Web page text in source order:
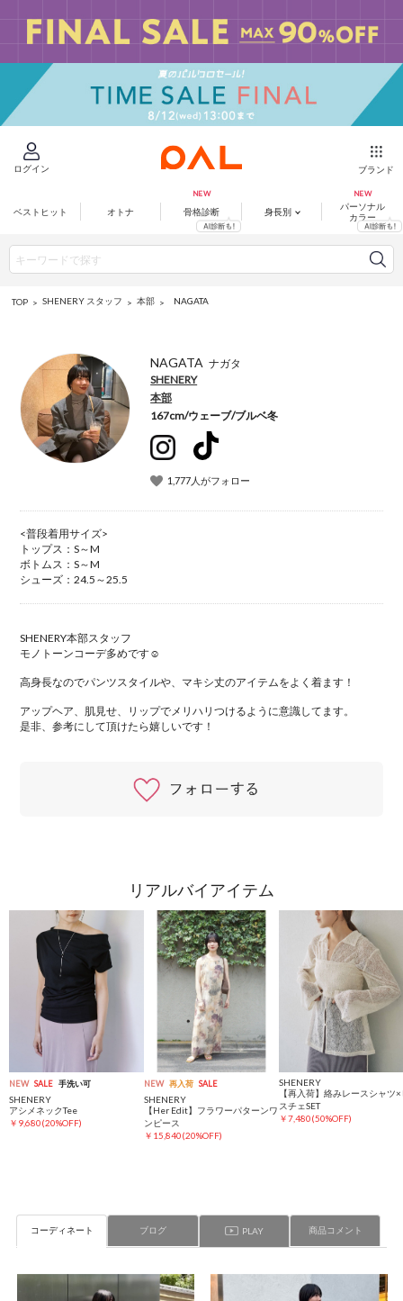
ログイン ブランド
ベストヒット オトナ 骨格診断 身長別
パーソナル
カラー
TOP SHENERY スタッフ 本部 NAGATA
NAGATA ナガタ
SHENERY
本部
167cm/ウェーブ/ブルベ冬
1,777人がフォロー
<普段着用サイズ>
トップス：S～M
ボトムス：S～M
シューズ：24.5～25.5
SHENERY本部スタッフ
モノトーンコーデ多めです☺︎
高身長なのでパンツスタイルや、マキシ丈のアイテムをよく着ます！
アップヘア、肌見せ、リップでメリハリつけるように意識してます。
是非、参考にして頂けたら嬉しいです！
リアルバイアイテム
NEW SALE 手洗い可
SHENERY
アシメネックTee
￥9,680(20%OFF)
NEW 再入荷 SALE
SHENERY
【Her Edit】フラワーパターンワ
ンピース
￥15,840(20%OFF)
SHENERY
【再入荷】絡みレースシャツ
スチェSET
￥7,480(50%OFF)
コーディネート ブログ PLAY 商品コメント